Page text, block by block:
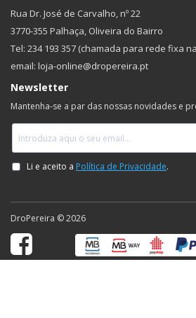
Rua Dr. José de Carvalho, nº 22
3770-355 Palhaça, Oliveira do Bairro
Tel: 234 193 357 (chamada para rede fixa
email: loja-online@dropereira.pt
Newsletter
Mantenha-se a par das nossas novidades e
DroPereira © 2026